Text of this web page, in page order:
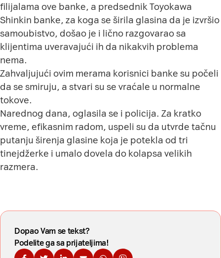
filijalama ove banke, a predsednik Toyokawa
Shinkin banke, za koga se širila glasina da je izvršio
samoubistvo, došao je i lično razgovarao sa
klijentima uveravajući ih da nikakvih problema
nema.
Zahvaljujući ovim merama korisnici banke su počeli
da se smiruju, a stvari su se vraćale u normalne
tokove.
Narednog dana, oglasila se i policija. Za kratko
vreme, efikasnim radom, uspeli su da utvrde tačnu
putanju širenja glasine koja je potekla od tri
tinejdžerke i umalo dovela do kolapsa velikih
razmera.
Dopao Vam se tekst?
Podelite ga sa prijateljima!